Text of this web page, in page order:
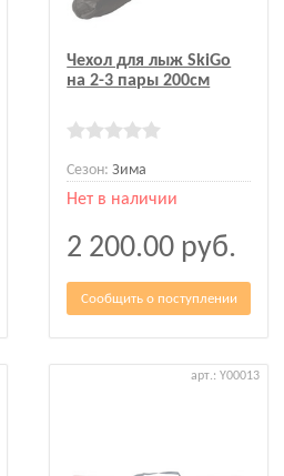
Чехол для лыж SkiGo
на 2-3 пары 200см
Сезон: Зима
Нет в наличии
2 200.00 руб.
Сообщить о поступлении
арт.: Y00013